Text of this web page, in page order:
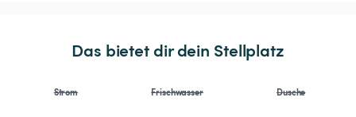
Das bietet dir dein Stellplatz
Strom Frischwasser Dusche